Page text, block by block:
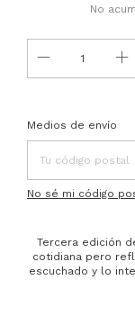
No
Entregas para el CP:
Medios de envío
No sé mi código
Tercera edición
cotidiana pero
escuchado y lo